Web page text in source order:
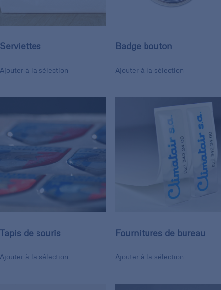
Serviettes
Ajouter à la sélection
Badge bouton
Ajouter à la sélection
Tapis de souris
Ajouter à la sélection
Fournitures de bureau
Ajouter à la sélection